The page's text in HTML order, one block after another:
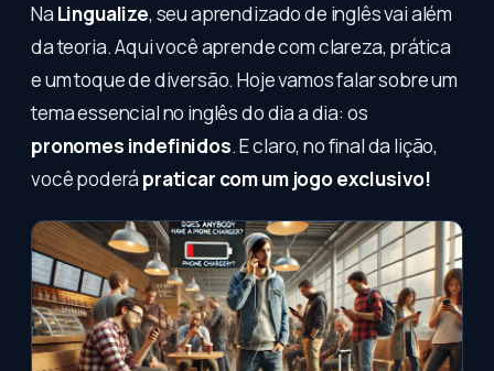
Na Lingualize, seu aprendizado de inglês vai além
da teoria. Aqui você aprende com clareza, prática
e um toque de diversão. Hoje vamos falar sobre um
tema essencial no inglês do dia a dia: os
pronomes indefinidos. E claro, no final da lição,
você poderá praticar com um jogo exclusivo!